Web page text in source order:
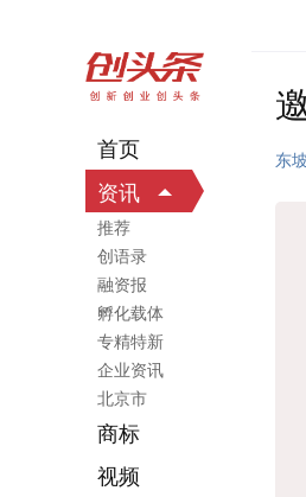
东
首页
资讯
推荐
创语录
融资报
孵化载体
专精特新
企业资讯
北京市
商标
视频